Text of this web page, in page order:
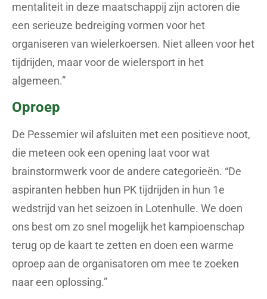
mentaliteit in deze maatschappij zijn actoren die
een serieuze bedreiging vormen voor het
organiseren van wielerkoersen. Niet alleen voor het
tijdrijden, maar voor de wielersport in het
algemeen.”
Oproep
De Pessemier wil afsluiten met een positieve noot,
die meteen ook een opening laat voor wat
brainstormwerk voor de andere categorieën. “De
aspiranten hebben hun PK tijdrijden in hun 1e
wedstrijd van het seizoen in Lotenhulle. We doen
ons best om zo snel mogelijk het kampioenschap
terug op de kaart te zetten en doen een warme
oproep aan de organisatoren om mee te zoeken
naar een oplossing.”